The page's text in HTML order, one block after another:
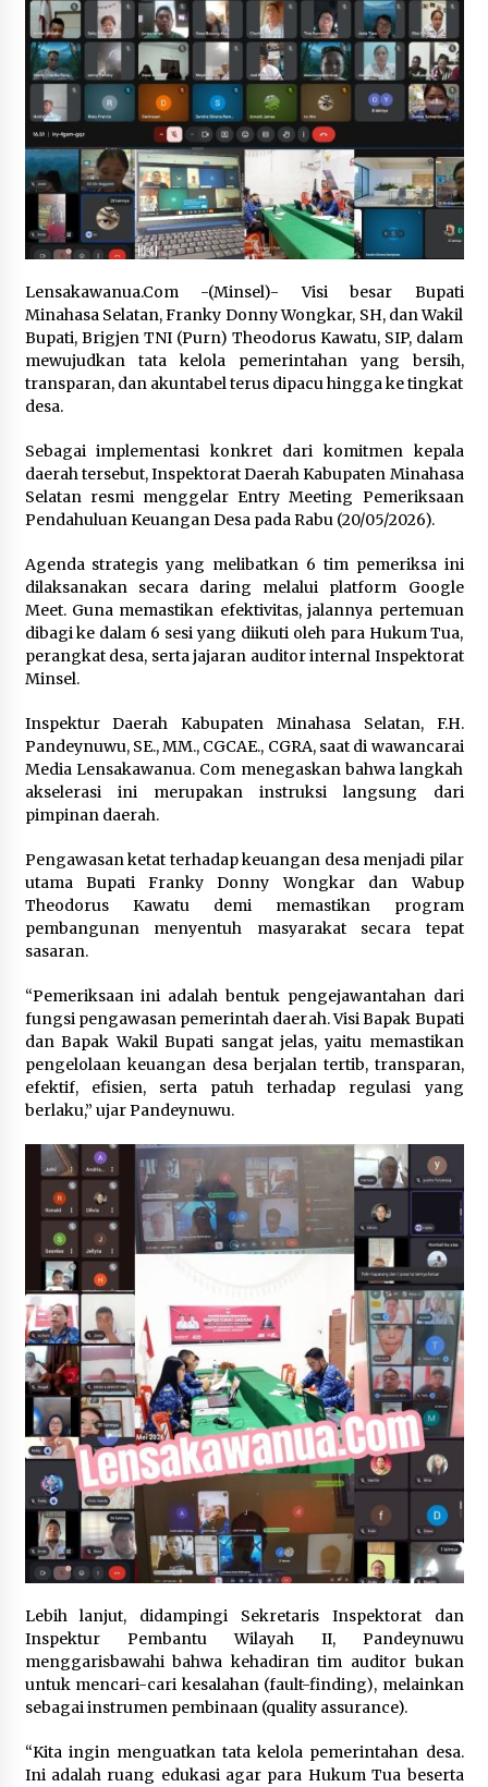
August 4, 2023
Rekam Jejak Dinilai Vital Untuk Pilih Pimpinan
dan Dewas KPK
August 21, 2024
Jokowi Angkat Bicara Soal Kesalahan Desain
Jembatan Lengkung LRT
August 3, 2023
Orang Amurang BerSuara Merdu
July 13, 2024
AS Menolak Pendudukan Kembali Gaza pasca
Perang Israel-Hamas
2024, Pemerintah Alokasikan Rp40,6 Triliun
Bangun IKN
December 14, 2023
Lensakawanua.Com -(Minsel)- Visi besar Bupati
Minahasa Selatan, Franky Donny Wongkar, SH, dan Wakil
Bupati, Brigjen TNI (Purn) Theodorus Kawatu, SIP, dalam
mewujudkan tata kelola pemerintahan yang bersih,
transparan, dan akuntabel terus dipacu hingga ke tingkat
desa.
‎‎Sebagai implementasi konkret dari komitmen kepala
daerah tersebut, Inspektorat Daerah Kabupaten Minahasa
Selatan resmi menggelar Entry Meeting Pemeriksaan
Pendahuluan Keuangan Desa pada Rabu (20/05/2026).‎‎
Agenda strategis yang melibatkan 6 tim pemeriksa ini
dilaksanakan secara daring melalui platform Google
Meet. Guna memastikan efektivitas, jalannya pertemuan
dibagi ke dalam 6 sesi yang diikuti oleh para Hukum Tua,
perangkat desa, serta jajaran auditor internal Inspektorat
Minsel.‎‎‎
Inspektur Daerah Kabupaten Minahasa Selatan, F.H.
Pandeynuwu, SE., MM., CGCAE., CGRA, saat di wawancarai
Media Lensakawanua. Com menegaskan bahwa langkah
akselerasi ini merupakan instruksi langsung dari
pimpinan daerah. ‎‎
Pengawasan ketat terhadap keuangan desa menjadi pilar
utama Bupati Franky Donny Wongkar dan Wabup
Theodorus Kawatu demi memastikan program
pembangunan menyentuh masyarakat secara tepat
sasaran.‎‎
“Pemeriksaan ini adalah bentuk pengejawantahan dari
fungsi pengawasan pemerintah daerah. Visi Bapak Bupati
dan Bapak Wakil Bupati sangat jelas, yaitu memastikan
pengelolaan keuangan desa berjalan tertib, transparan,
efektif, efisien, serta patuh terhadap regulasi yang
berlaku,” ujar Pandeynuwu.‎‎
Lebih lanjut, didampingi Sekretaris Inspektorat dan
Inspektur Pembantu Wilayah II, Pandeynuwu
menggarisbawahi bahwa kehadiran tim auditor bukan
untuk mencari-cari kesalahan (fault-finding), melainkan
sebagai instrumen pembinaan (quality assurance).‎‎
“Kita ingin menguatkan tata kelola pemerintahan desa.
Ini adalah ruang edukasi agar para Hukum Tua beserta